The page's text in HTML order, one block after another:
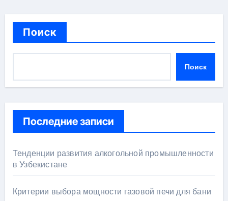
Поиск
Поиск
Последние записи
Тенденции развития алкогольной промышленности
в Узбекистане
Критерии выбора мощности газовой печи для бани